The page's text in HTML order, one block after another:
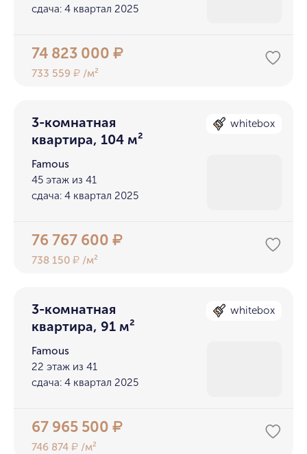
сдача: 4 квартал 2025
74 823 000₽
733 559₽ /м²
3-комнатная
квартира, 104 м²
whitebox
Famous
45 этаж из 41
сдача: 4 квартал 2025
76 767 600₽
738 150₽ /м²
3-комнатная
квартира, 91 м²
whitebox
Famous
22 этаж из 41
сдача: 4 квартал 2025
67 965 500₽
746 874₽ /м²